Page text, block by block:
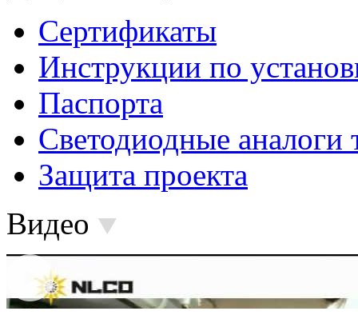
Сертификаты
Инструкции по
Паспорта
Светодиодные аналоги
Защита проекта
Видео